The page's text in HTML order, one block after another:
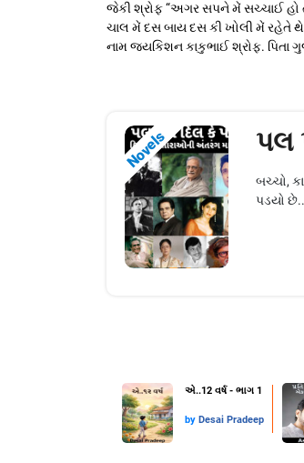
જેકી શ્રોફ “અગર સપને મેં સચ્ચાઈ હો
ચાલ મેં દસ બાય દસ કી ખોલી મેં રહેતે
નામ જયકિશન કાકુભાઈ શ્રોફ. પિતા
Novels પલ
બચ્ચો,
પડયો
એ..12 વર્ષ - ભાગ 1
by Desai Pradeep